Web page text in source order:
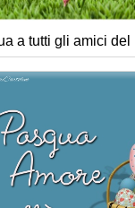
a tutti gli amici del